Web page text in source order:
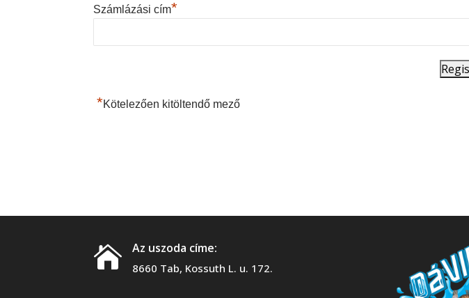
Számlázási cím*
*Kötelezően kitöltendő mező
 Az uszoda címe:
8660 Tab, Kossuth L. u. 172.